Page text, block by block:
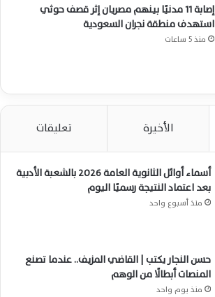
إصابة 11 مدنيًا بينهم مصريان إثر قصف حوثي
استهدف منطقة نجران السعودية
منذ 5 ساعات
الأخيرة تعليقات
أسماء أوائل الثانوية العامة 2026 بالشعبة الأدبية
بعد اعتماد النتيجة رسميًا اليوم
منذ أسبوع واحد
حسن النجار يكتب | القاضي المزيف.. عندما تصنع
المنصات أبطالًا من الوهم
منذ يوم واحد